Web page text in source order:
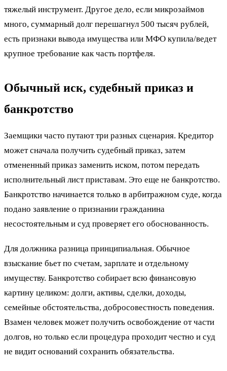
тяжелый инструмент. Другое дело, если микрозаймов
много, суммарный долг перешагнул 500 тысяч рублей,
есть признаки вывода имущества или МФО купила/ведет
крупное требование как часть портфеля.
Обычный иск, судебный приказ и
банкротство
Заемщики часто путают три разных сценария. Кредитор
может сначала получить судебный приказ, затем
отмененный приказ заменить иском, потом передать
исполнительный лист приставам. Это еще не банкротство.
Банкротство начинается только в арбитражном суде, когда
подано заявление о признании гражданина
несостоятельным и суд проверяет его обоснованность.
Для должника разница принципиальная. Обычное
взыскание бьет по счетам, зарплате и отдельному
имуществу. Банкротство собирает всю финансовую
картину целиком: долги, активы, сделки, доходы,
семейные обстоятельства, добросовестность поведения.
Взамен человек может получить освобождение от части
долгов, но только если процедура проходит честно и суд
не видит оснований сохранить обязательства.